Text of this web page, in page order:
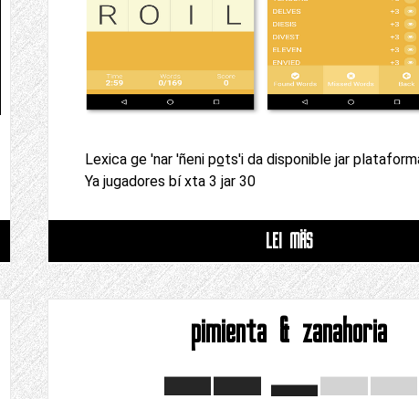
Lexica ge 'nar 'ñeni po̲ts'i da disponible jar
Ya jugadores bí xta 3 jar 30
LEI MÄS
pimienta & zanahoria